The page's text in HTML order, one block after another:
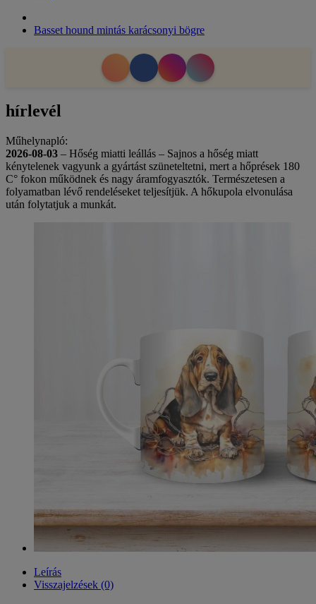
Basset hound mintás karácsonyi bögre
hírlevél
Műhelynapló:
2026-08-03 – Hőség miatti leállás – Sajnos a hőség miatt
kénytelenek vagyunk a gyártást szüneteltetni, mert a hőprések 180
C° fokon működnek és nagy áramfogyasztók. Természetesen a
folyamatban lévő rendeléseket teljesítjük. A hőkupola elvonulása
után folytatjuk a munkát.
Leírás
Visszajelzések (0)